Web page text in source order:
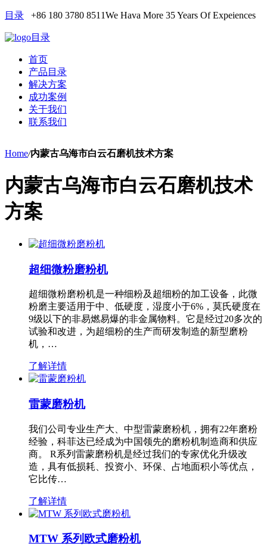
目录 +86 180 3780 8511We Hava More 35 Years Of Expeiences
目录
首页
产品目录
解决方案
成功案例
关于我们
联系我们
Home/内蒙古乌海市白云石磨机技术方案
内蒙古乌海市白云石磨机技术
方案
超细微粉磨粉机
超细微粉磨粉机是一种细粉及超细粉的加工设备，此微
粉磨主要适用于中、低硬度，湿度小于6%，莫氏硬度在
9级以下的非易燃易爆的非金属物料。它是经过20多次的
试验和改进，为超细粉的生产而研发制造的新型磨粉
机，…
了解详情
雷蒙磨粉机
我们公司专业生产大、中型雷蒙磨粉机，拥有22年磨粉
经验，科菲达已经成为中国领先的磨粉机制造商和供应
商。 R系列雷蒙磨粉机是经过我们的专家优化升级改
造，具有低损耗、投资小、环保、占地面积小等优点，
它比传…
了解详情
MTW 系列欧式磨粉机